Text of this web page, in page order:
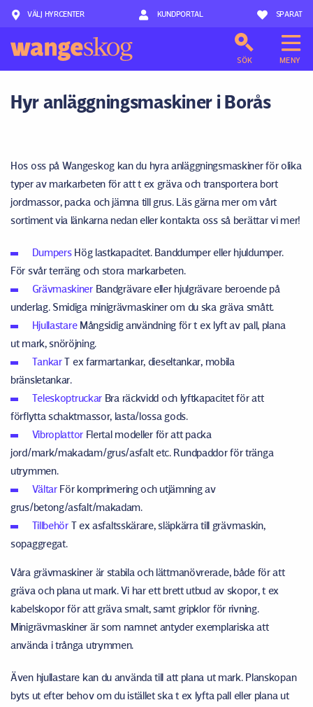
Hoppa till innehåll
VÄLJ HYRCENTER KUNDPORTAL SPARAT
SÖK MENY
Hyr anläggningsmaskiner i Borås
Hos oss på Wangeskog kan du hyra anläggningsmaskiner för olika
typer av markarbeten för att t ex gräva och transportera bort
jordmassor, packa och jämna till grus. Läs gärna mer om vårt
sortiment via länkarna nedan eller kontakta oss så berättar vi mer!
DumpersHög lastkapacitet. Banddumper eller hjuldumper.
För svår terräng och stora markarbeten.
GrävmaskinerBandgrävare eller hjulgrävare beroende på
underlag. Smidiga minigrävmaskiner om du ska gräva smått.
HjullastareMångsidig användning för t ex lyft av pall, plana
ut mark, snöröjning.
TankarT ex farmartankar, dieseltankar, mobila
bränsletankar.
Teleskoptruckar Bra räckvidd och lyftkapacitet för att
förflytta schaktmassor, lasta/lossa gods.
VibroplattorFlertal modeller för att packa
jord/mark/makadam/grus/asfalt etc. Rundpaddor för tränga
utrymmen.
VältarFör komprimering och utjämning av
grus/betong/asfalt/makadam.
TillbehörT ex asfaltsskärare, släpkärra till grävmaskin,
sopaggregat.
Våra grävmaskiner är stabila och lättmanövrerade, både för att
gräva och plana ut mark. Vi har ett brett utbud av skopor, t ex
kabelskopor för att gräva smalt, samt gripklor för rivning.
Minigrävmaskiner är som namnet antyder exemplariska att
använda i trånga utrymmen.
Även hjullastare kan du använda till att plana ut mark. Planskopan
byts ut efter behov om du istället ska t ex lyfta pall eller plana ut